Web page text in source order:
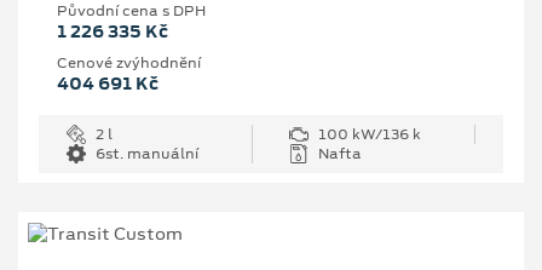
Původní cena s DPH
1 226 335 Kč
Cenové zvýhodnění
404 691 Kč
2 l
100 kW/136 k
6st. manuální
Nafta